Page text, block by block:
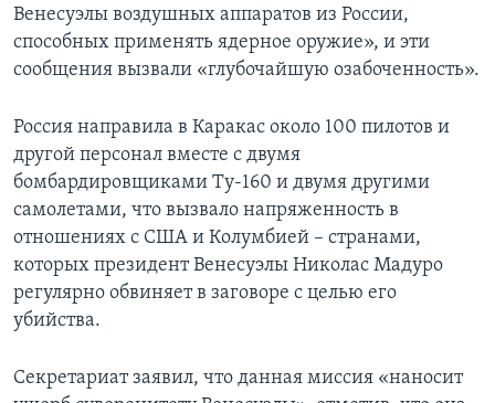
Венесуэлы воздушных аппаратов из России,
способных применять ядерное оружие», и эти
сообщения вызвали «глубочайшую озабоченность».
Россия направила в Каракас около 100 пилотов и
другой персонал вместе с двумя
бомбардировщиками Ту-160 и двумя другими
самолетами, что вызвало напряженность в
отношениях с США и Колумбией – странами,
которых президент Венесуэлы Николас Мадуро
регулярно обвиняет в заговоре с целью его
убийства.
Секретариат заявил, что данная миссия «наносит